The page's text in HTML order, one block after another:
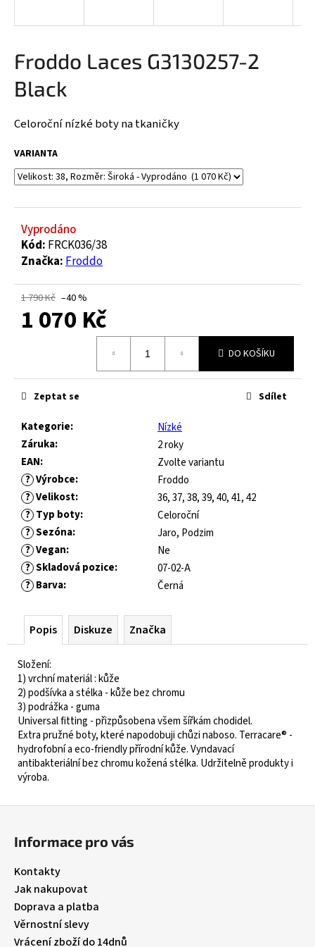
Froddo Laces G3130257-2
Black
Celoroční nízké boty na tkaničky
VARIANTA
Vyprodáno
Kód: FRCK036/38
Značka:Froddo
1 790 Kč –40 %
1 070 Kč
DO KOŠÍKU
Kategorie:
Nízké
Záruka:
2 roky
EAN:
Zvolte variantu
? Výrobce:
Froddo
? Velikost:
36, 37, 38, 39, 40, 41, 42
? Typ boty:
Celoroční
? Sezóna:
Jaro, Podzim
? Vegan:
Ne
? Skladová pozice:
07-02-A
? Barva: Černá
Zeptat se Sdílet
Popis Diskuze Značka
Složení:
1) vrchní materiál : kůže
2) podšívka a stélka - kůže bez chromu
3) podrážka - guma
Universal fitting - přizpůsobena všem šířkám chodidel.
Extra pružné boty, které napodobuji chůzi naboso. Terracare® -
hydrofobní a eco-friendly přírodní kůže. Vyndavací
antibakteriální bez chromu kožená stélka. Udržitelně produkty i
výroba.
í
t
?
D
o
p
r
u
m
JOMA
HORIZON
JUNIOR
BAREFOOT
2604
ROYAL
BLUE
547
Kč
Původně:
821
Kč
Informace pro vás
Kontakty
Jak nakupovat
Doprava a platba
Věrnostní slevy
Vrácení zboží do 14dnů